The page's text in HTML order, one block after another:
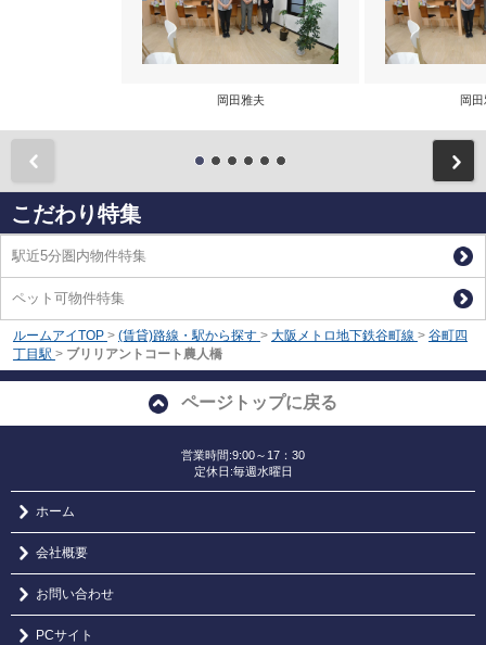
岡田雅夫 岡
こだわり特集
駅近5分圏内物件特集
ペット可物件特集
ルームアイTOP > (賃貸)路線・駅から探す > 大阪メトロ地下鉄谷町線 > 谷町四
丁目駅 > ブリリアントコート農人橋
ページトップに戻る
営業時間:9:00～17：30
定休日:毎週水曜日
ホーム
会社概要
お問い合わせ
PCサイト